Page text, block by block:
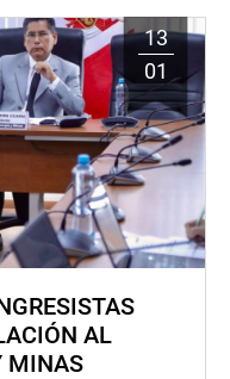
13
01
AL
MINAS